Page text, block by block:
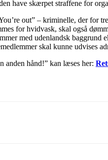
have skærpet straffene for
out” – kriminelle, der for
for hvidvask, skal også
med udenlandsk baggrund
skal kunne udvises
anden hånd!” kan læses her: